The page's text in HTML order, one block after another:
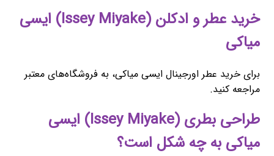
خرید عطر و ادکلن (Issey Miyake) ایسی
میاکی
برای خرید عطر اورجینال ایسی میاکی، به فروشگاه‌های معتبر
مراجعه کنید.
طراحی بطری (Issey Miyake) ایسی
میاکی به چه شکل است؟